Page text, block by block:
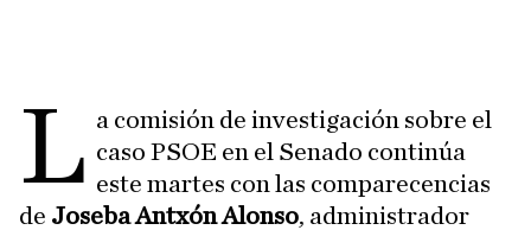
L a comisión de investigación sobre el
caso PSOE en el Senado continúa
este martes con las comparecencias
de Joseba Antxón Alonso, administrador